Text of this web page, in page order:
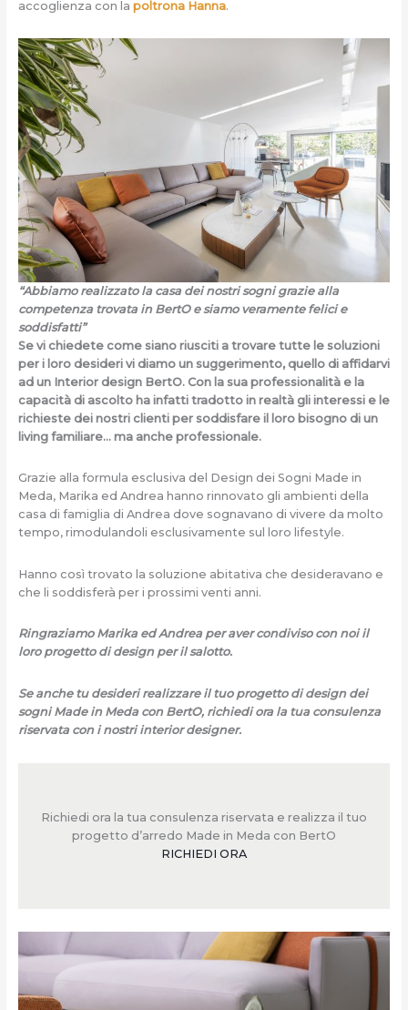
accoglienza con la poltrona Hanna.
“Abbiamo realizzato la casa dei nostri sogni grazie alla
competenza trovata in BertO e siamo veramente felici e
soddisfatti”
Se vi chiedete come siano riusciti a trovare tutte le soluzioni
per i loro desideri vi diamo un suggerimento, quello di affidarvi
ad un Interior design BertO. Con la sua professionalità e la
capacità di ascolto ha infatti tradotto in realtà gli interessi e le
richieste dei nostri clienti per soddisfare il loro bisogno di un
living familiare… ma anche professionale.
Grazie alla formula esclusiva del Design dei Sogni Made in
Meda, Marika ed Andrea hanno rinnovato gli ambienti della
casa di famiglia di Andrea dove sognavano di vivere da molto
tempo, rimodulandoli esclusivamente sul loro lifestyle.
Hanno così trovato la soluzione abitativa che desideravano e
che li soddisferà per i prossimi venti anni.
Ringraziamo Marika ed Andrea per aver condiviso con noi il
loro progetto di design per il salotto.
Se anche tu desideri realizzare il tuo progetto di design dei
sogni Made in Meda con BertO, richiedi ora la tua consulenza
riservata con i nostri interior designer.
Richiedi ora la tua consulenza riservata e realizza il tuo
progetto d’arredo Made in Meda con BertO
RICHIEDI ORA